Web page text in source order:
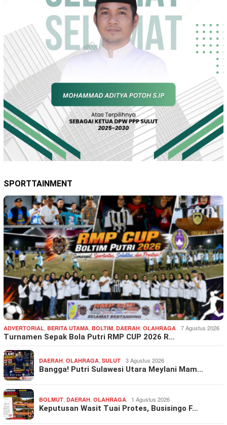
SPORTTAINMENT
ADVERTORIAL, BERITA UTAMA, BOLTIM, DAERAH, OLAHRAGA 7 Agustus 2026
Turnamen Sepak Bola Putri RMP CUP 2026 R…
DAERAH, OLAHRAGA, SULUT 3 Agustus 2026
Bangga! Putri Sulawesi Utara Meylani Mam…
BOLMUT, DAERAH, OLAHRAGA 1 Agustus 2026
Keputusan Wasit Tuai Protes, Busisingo F…